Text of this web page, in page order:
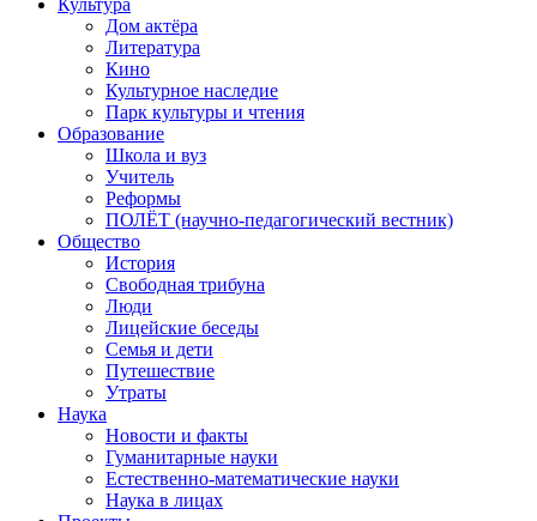
Культура
Дом актёра
Литература
Кино
Культурное наследие
Парк культуры и чтения
Образование
Школа и вуз
Учитель
Реформы
ПОЛЁТ (научно-педагогический вестник)
Общество
История
Свободная трибуна
Люди
Лицейские беседы
Семья и дети
Путешествие
Утраты
Наука
Новости и факты
Гуманитарные науки
Естественно-математические науки
Наука в лицах